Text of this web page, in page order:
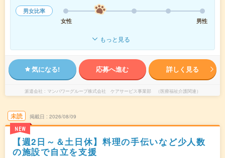
男女比率
女性
男性
もっと見る
気になる! 応募へ進む 詳しく見る
派遣会社 マンパワーグループ株式会社 ケアサービス事業部 （医療福祉介護関連）
未読
NEW
掲載日 2026/08/09
【週2日～＆土日休】料理の手伝いなど少人数
の施設で自立を支援